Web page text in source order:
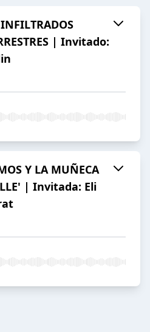
INFILTRADOS
| Invitado:
Y LA MUÑECA
| Invitada: Eli